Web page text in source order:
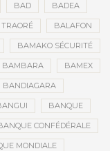
BAD BADEA
BALAFON
BAMAKO SÉCURITÉ
BAMBARA BAMEX
BANDIAGARA
BANQUE
CONFÉDÉRALE
MONDIALE